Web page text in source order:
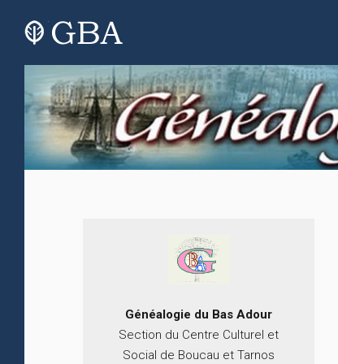
Généalogie du Bas Adour
Section du Centre Culturel et
Social de Boucau et Tarnos